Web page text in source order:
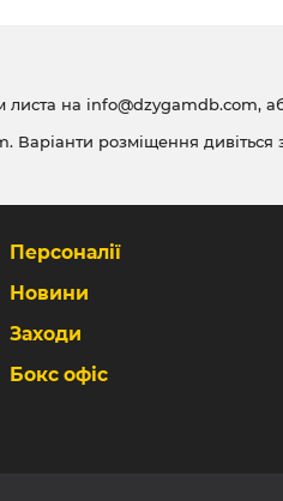
листа на info@dzygamdb.com,
. Варіанти розміщення дивіться
Персоналії
Новини
Заходи
Бокс офіс